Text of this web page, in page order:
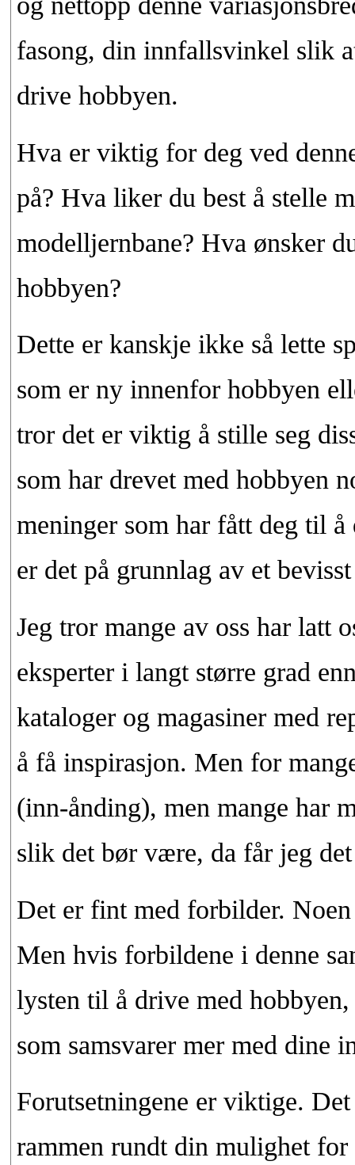
fasong, din innfallsvinkel slik
drive hobbyen.
Hva er viktig for deg ved
på? Hva liker du best å stelle
modelljernbane? Hva ønsker
hobbyen?
Dette er kanskje ikke så lette
som er ny innenfor hobbyen
tror det er viktig å stille seg
som har drevet med hobbyen
meninger som har fått deg til
er det på grunnlag av et
Jeg tror mange av oss har latt
eksperter i langt større grad
kataloger og magasiner med
å få inspirasjon. Men for
(inn-ånding), men mange har
slik det bør være, da får jeg
Det er fint med forbilder.
Men hvis forbildene i denne
lysten til å drive med
som samsvarer mer med dine
Forutsetningene er viktige.
rammen rundt din mulighet